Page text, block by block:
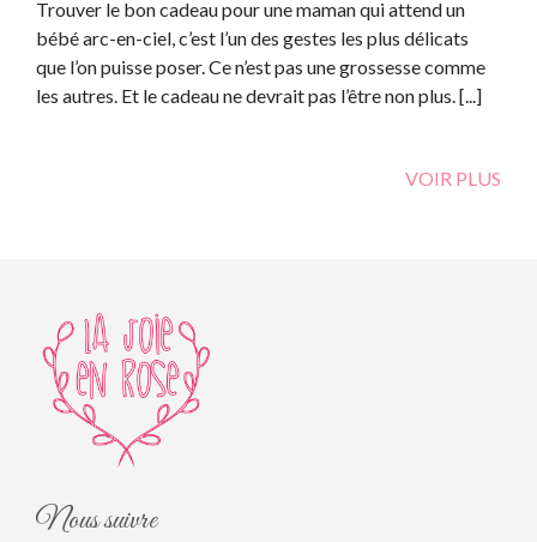
Trouver le bon cadeau pour une maman qui attend un
bébé arc-en-ciel, c’est l’un des gestes les plus délicats
que l’on puisse poser. Ce n’est pas une grossesse comme
les autres. Et le cadeau ne devrait pas l’être non plus. [...]
VOIR PLUS
Nous suivre